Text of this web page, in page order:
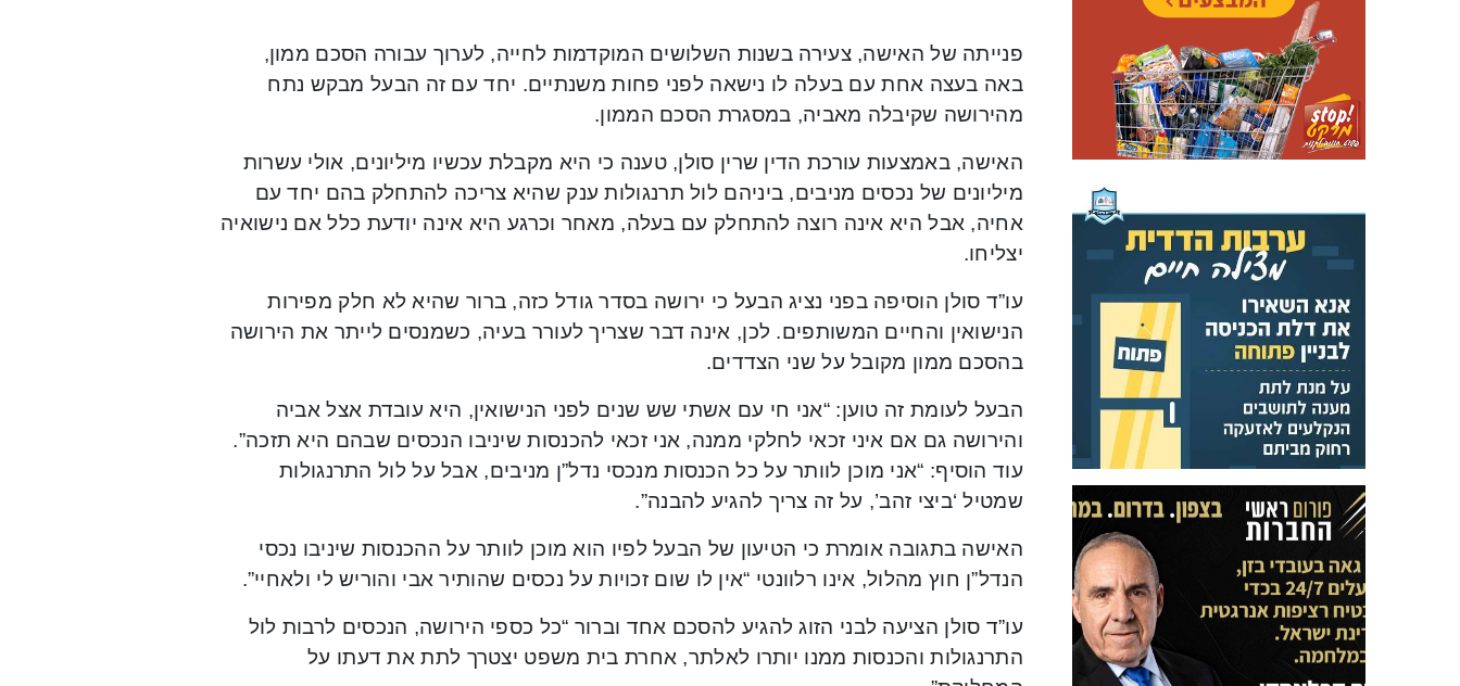
פנייתה של האישה, צעירה בשנות השלושים המוקדמות לחייה, לערוך עבורה הסכם ממון,
באה בעצה אחת עם בעלה לו נישאה לפני פחות משנתיים. יחד עם זה הבעל מבקש נתח
מהירושה שקיבלה מאביה, במסגרת הסכם הממון.
האישה, באמצעות עורכת הדין שרין סולן, טענה כי היא מקבלת עכשיו מיליונים, אולי עשרות
מיליונים של נכסים מניבים, ביניהם לול תרנגולות ענק שהיא צריכה להתחלק בהם יחד עם
אחיה, אבל היא אינה רוצה להתחלק עם בעלה, מאחר וכרגע היא אינה יודעת כלל אם נישואיה
יצליחו.
עו”ד סולן הוסיפה בפני נציג הבעל כי ירושה בסדר גודל כזה, ברור שהיא לא חלק מפירות
הנישואין והחיים המשותפים. לכן, אינה דבר שצריך לעורר בעיה, כשמנסים לייתר את הירושה
בהסכם ממון מקובל על שני הצדדים.
הבעל לעומת זה טוען: “אני חי עם אשתי שש שנים לפני הנישואין, היא עובדת אצל אביה
והירושה גם אם איני זכאי לחלקי ממנה, אני זכאי להכנסות שיניבו הנכסים שבהם היא תזכה”.
עוד הוסיף: “אני מוכן לוותר על כל הכנסות מנכסי נדל”ן מניבים, אבל על לול התרנגולות
שמטיל ‘ביצי זהב’, על זה צריך להגיע להבנה”.
האישה בתגובה אומרת כי הטיעון של הבעל לפיו הוא מוכן לוותר על ההכנסות שיניבו נכסי
הנדל”ן חוץ מהלול, אינו רלוונטי “אין לו שום זכויות על נכסים שהותיר אבי והוריש לי ולאחיי”.
עו”ד סולן הציעה לבני הזוג להגיע להסכם אחד וברור “כל כספי הירושה, הנכסים לרבות לול
התרנגולות והכנסות ממנו יותרו לאלתר, אחרת בית משפט יצטרך לתת את דעתו על